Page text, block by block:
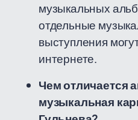
музыкальных
отдельные
выступления
интернете.
Чем отличается
музыкальная